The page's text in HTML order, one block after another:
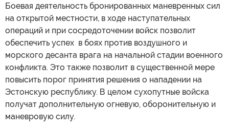
Боевая деятельность бронированных маневренных сил
на открытой местности, в ходе наступательных
операций и при сосредоточении войск позволит
обеспечить успех в боях против воздушного и
морского десанта врага на начальной стадии военного
конфликта. Это также позволит в существенной мере
повысить порог принятия решения о нападении на
Эстонскую республику. В целом сухопутные войска
получат дополнительную огневую, оборонительную и
маневровую силу.